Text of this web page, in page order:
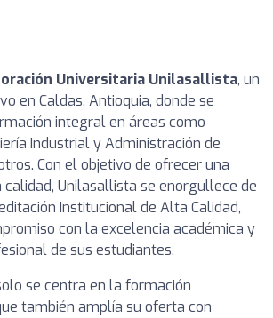
Universitaria Unilasallista, un
en Caldas, Antioquia, donde se
integral en áreas como
Industrial y Administración de
Con el objetivo de ofrecer una
calidad, Unilasallista se enorgullece de
Institucional de Alta Calidad,
con la excelencia académica y
de sus estudiantes.
se centra en la formación
también amplía su oferta con